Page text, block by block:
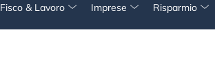
Fisco & Lavoro Imprese Risparmio